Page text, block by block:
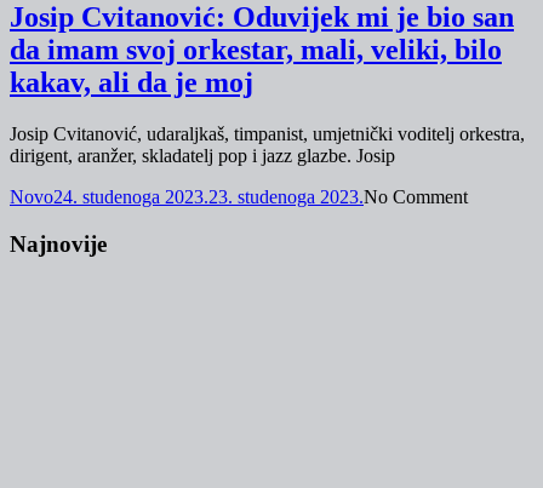
Josip Cvitanović: Oduvijek mi je bio san
da imam svoj orkestar, mali, veliki, bilo
kakav, ali da je moj
Josip Cvitanović, udaraljkaš, timpanist, umjetnički voditelj orkestra,
dirigent, aranžer, skladatelj pop i jazz glazbe. Josip
Novo24. studenoga 2023.23. studenoga 2023.No Comment
Najnovije